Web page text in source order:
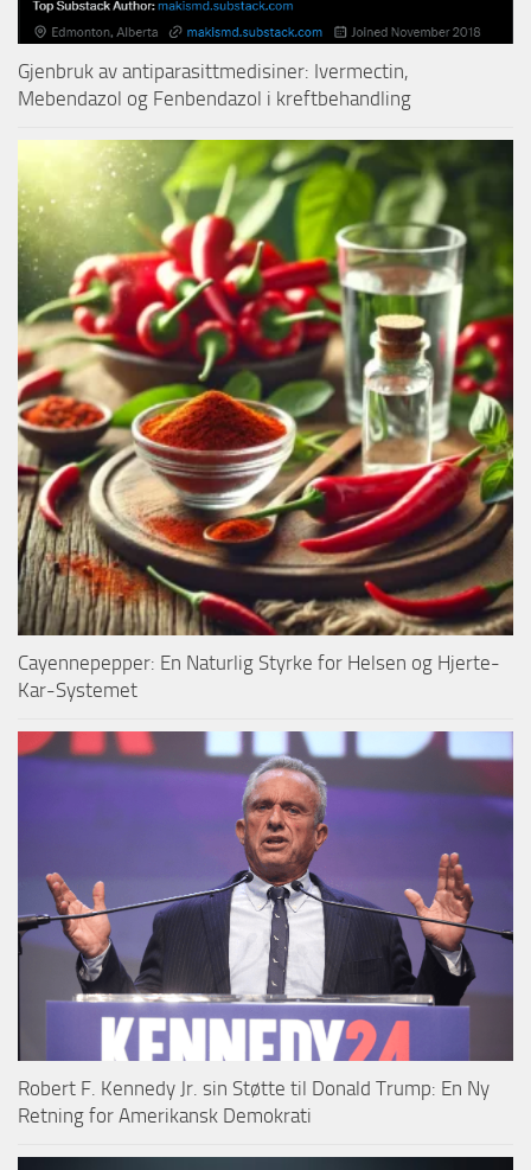
Gjenbruk av antiparasittmedisiner: Ivermectin,
Mebendazol og Fenbendazol i kreftbehandling
Cayennepepper: En Naturlig Styrke for Helsen og Hjerte-
Kar-Systemet
Robert F. Kennedy Jr. sin Støtte til Donald Trump: En Ny
Retning for Amerikansk Demokrati